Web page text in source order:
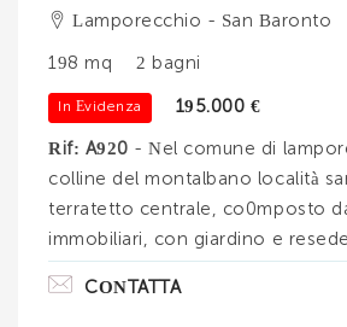
Lamporecchio - San Baronto
198 mq 2 bagni
In Evidenza 195.000 €
Rif: A920 - Nel comune di
colline del montalbano località
terratetto centrale, co0mposto
immobiliari, con giardino e
più livelli l'intera proprietà è più
stato di conservazione e
CONTATTA